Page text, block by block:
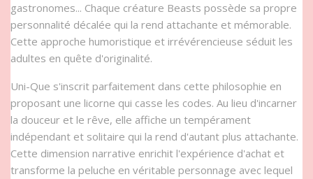
gastronomes... Chaque créature Beasts possède sa propre
personnalité décalée qui la rend attachante et mémorable.
Cette approche humoristique et irrévérencieuse séduit les
adultes en quête d'originalité.
Uni-Que s'inscrit parfaitement dans cette philosophie en
proposant une licorne qui casse les codes. Au lieu d'incarner
la douceur et le rêve, elle affiche un tempérament
indépendant et solitaire qui la rend d'autant plus attachante.
Cette dimension narrative enrichit l'expérience d'achat et
transforme la peluche en véritable personnage avec lequel